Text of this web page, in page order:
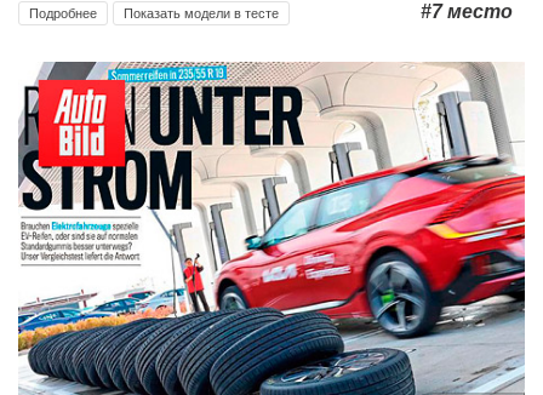
EVO МЕСТО
AUTO ZEITUNG 2018 МЕСТО
AUTO BILD 2026 7 МЕСТО
Подробнее Показать модели в тесте #7место